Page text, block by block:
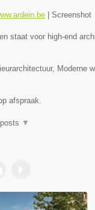
Screenshot
staat voor high-end
Moderne
afspraak.
▼